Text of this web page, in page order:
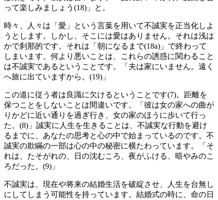
って楽しみましょう(18)」と。
時々、人々は「愛」という言葉を用いて不誠実を正当化しよ
うとします。しかし、そこには愛はありません。それは浅は
かで刹那的です。それは「朝になるまで(18a)」で終わって
しまいます。何より悪いことは、これらの誘惑に関わること
は不誠実であるということです。「夫は家にいません。遠く
へ旅に出ていますから。(19)」
この道に従う者は良識に欠けるということです(7)。距離を
保つことをしないことは間違いです。「彼は女の家への曲が
りかどに近い通りを過ぎ行き、女の家のほうに歩いて行っ
た。(8)」誠実に人生を生きることは、不誠実な行動を避け
るまでに、あなたの思考と心の中で始まっているのです。不
誠実の欺瞞の一部は心の中の秘密に横たわっています。「そ
れは、たそがれの、日の沈むころ、夜がふける、暗やみのこ
ろだった。(9)」
不誠実は、現在や将来の結婚生活を破綻させ、人生を台無し
にしてしまう可能性を持っています。結婚式の時に、命の日